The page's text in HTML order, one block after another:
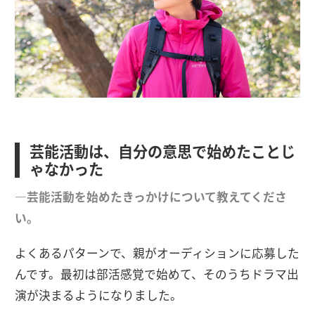
芸能活動は、自分の意思で始めたことじ
ゃなかった
―芸能活動を始めたきっかけについて教えてくださ
い。
よくあるパターンで、親がオーディションに応募した
んです。最初は部活感覚で始めて、そのうちドラマ出
演が決まるようになりました。